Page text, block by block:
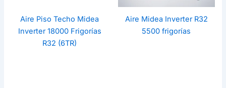
Aire Piso Techo Midea
Inverter 18000 Frigorías
R32 (6TR)
Aire Midea Inverter R32
5500 frigorías